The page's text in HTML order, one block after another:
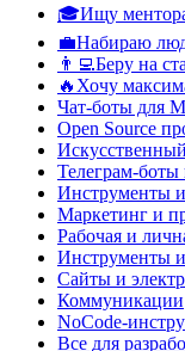
🎓Ищу
💼Набираю
👨‍💻Беру на
🔥Хочу
Чат-боты для
Open Source
Телеграм-
Инструменты
Маркетинг и
Рабочая и
Инструменты
Сайты и
Коммуникации
NoCode-
Все для